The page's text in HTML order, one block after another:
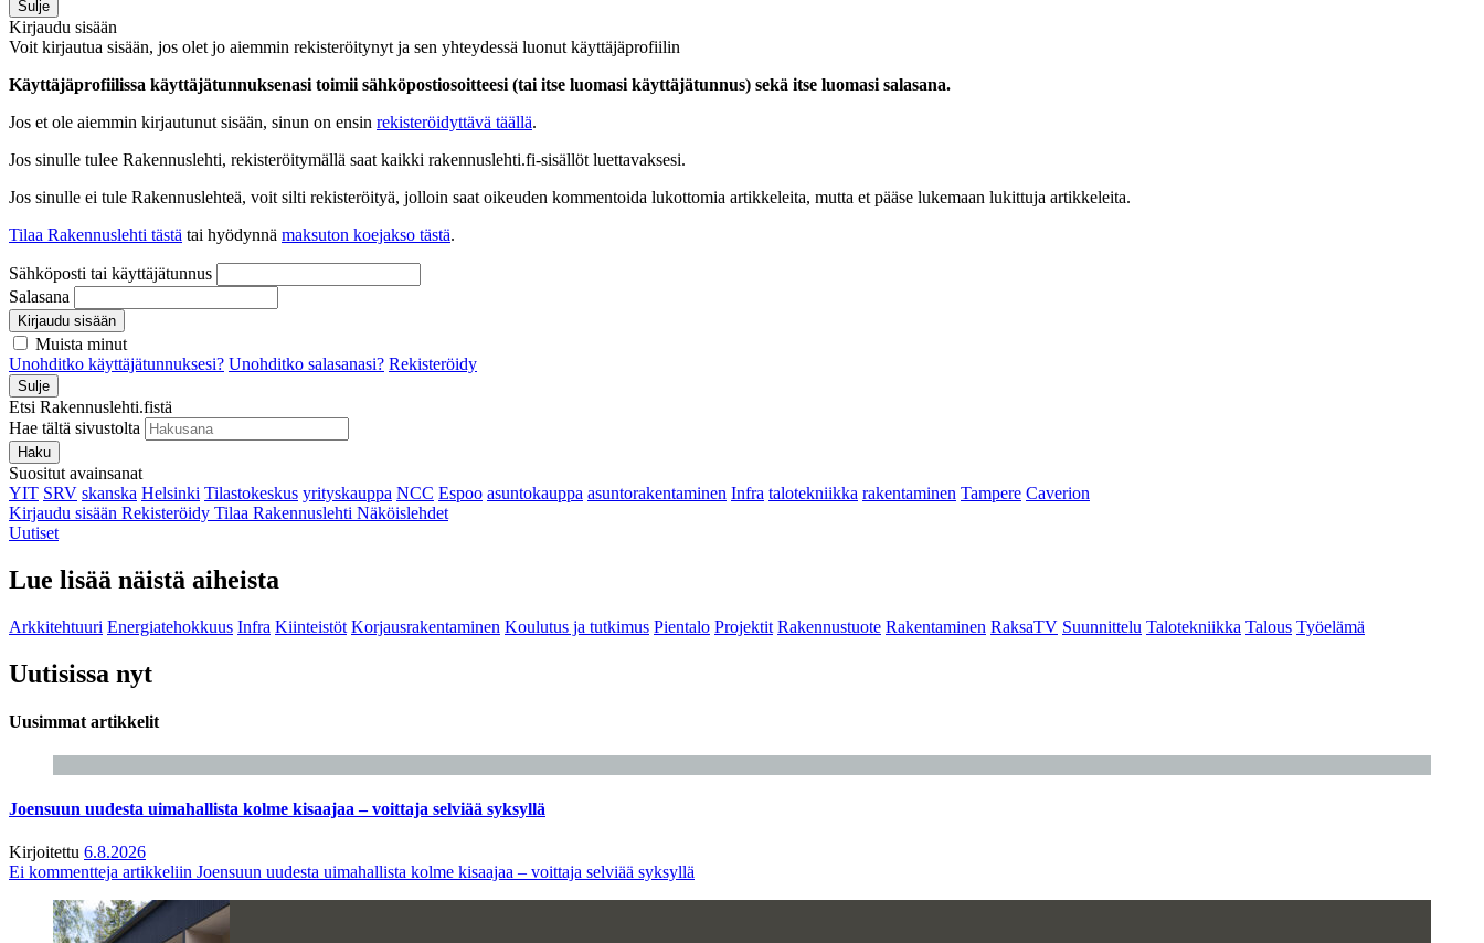
Sulje
Kirjaudu sisään
Voit kirjautua sisään, jos olet jo aiemmin rekisteröitynyt ja sen yhteydessä luonut käyttäjäprofiilin
Käyttäjäprofiilissa käyttäjätunnuksenasi toimii sähköpostiosoitteesi (tai itse luomasi käyttäjätunnus) sekä itse luomasi salasana.
Jos et ole aiemmin kirjautunut sisään, sinun on ensin rekisteröidyttävä täällä.
Jos sinulle tulee Rakennuslehti, rekisteröitymällä saat kaikki rakennuslehti.fi-sisällöt luettavaksesi.
Jos sinulle ei tule Rakennuslehteä, voit silti rekisteröityä, jolloin saat oikeuden kommentoida lukottomia artikkeleita, mutta et pääse lukemaan lukittuja artikkeleita.
Tilaa Rakennuslehti tästä tai hyödynnä maksuton koejakso tästä.
Sähköposti tai käyttäjätunnus
Salasana
Kirjaudu sisään
Muista minut
Unohditko käyttäjätunnuksesi? Unohditko salasanasi? Rekisteröidy
Sulje
Etsi Rakennuslehti.fistä
Hae tältä sivustolta
Haku
Suositut avainsanat
YIT SRV skanska Helsinki Tilastokeskus yrityskauppa NCC Espoo asuntokauppa asuntorakentaminen Infra talotekniikka rakentaminen Tampere Caverion
Kirjaudu sisään Rekisteröidy Tilaa Rakennuslehti Näköislehdet
Uutiset
Lue lisää näistä aiheista
Arkkitehtuuri Energiatehokkuus Infra Kiinteistöt Korjausrakentaminen Koulutus ja tutkimus Pientalo Projektit Rakennustuote Rakentaminen RaksaTV Suunnittelu Talotekniikka Talous Työelämä
Uutisissa nyt
Uusimmat artikkelit
Joensuun uudesta uimahallista kolme kisaajaa – voittaja selviää syksyllä
Kirjoitettu 6.8.2026
Ei kommentteja artikkeliin Joensuun uudesta uimahallista kolme kisaajaa – voittaja selviää syksyllä